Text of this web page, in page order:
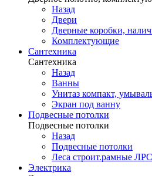
Назад
Двери
Дверные коробки,
Комплектующие
Сантехника
Сантехника
Назад
Ванны
Унитаз компакт,
Экран под ванну
Подвесные потолки
Подвесные потолки
Назад
Подвесные потолки
Леса строит.рамные
Электрика